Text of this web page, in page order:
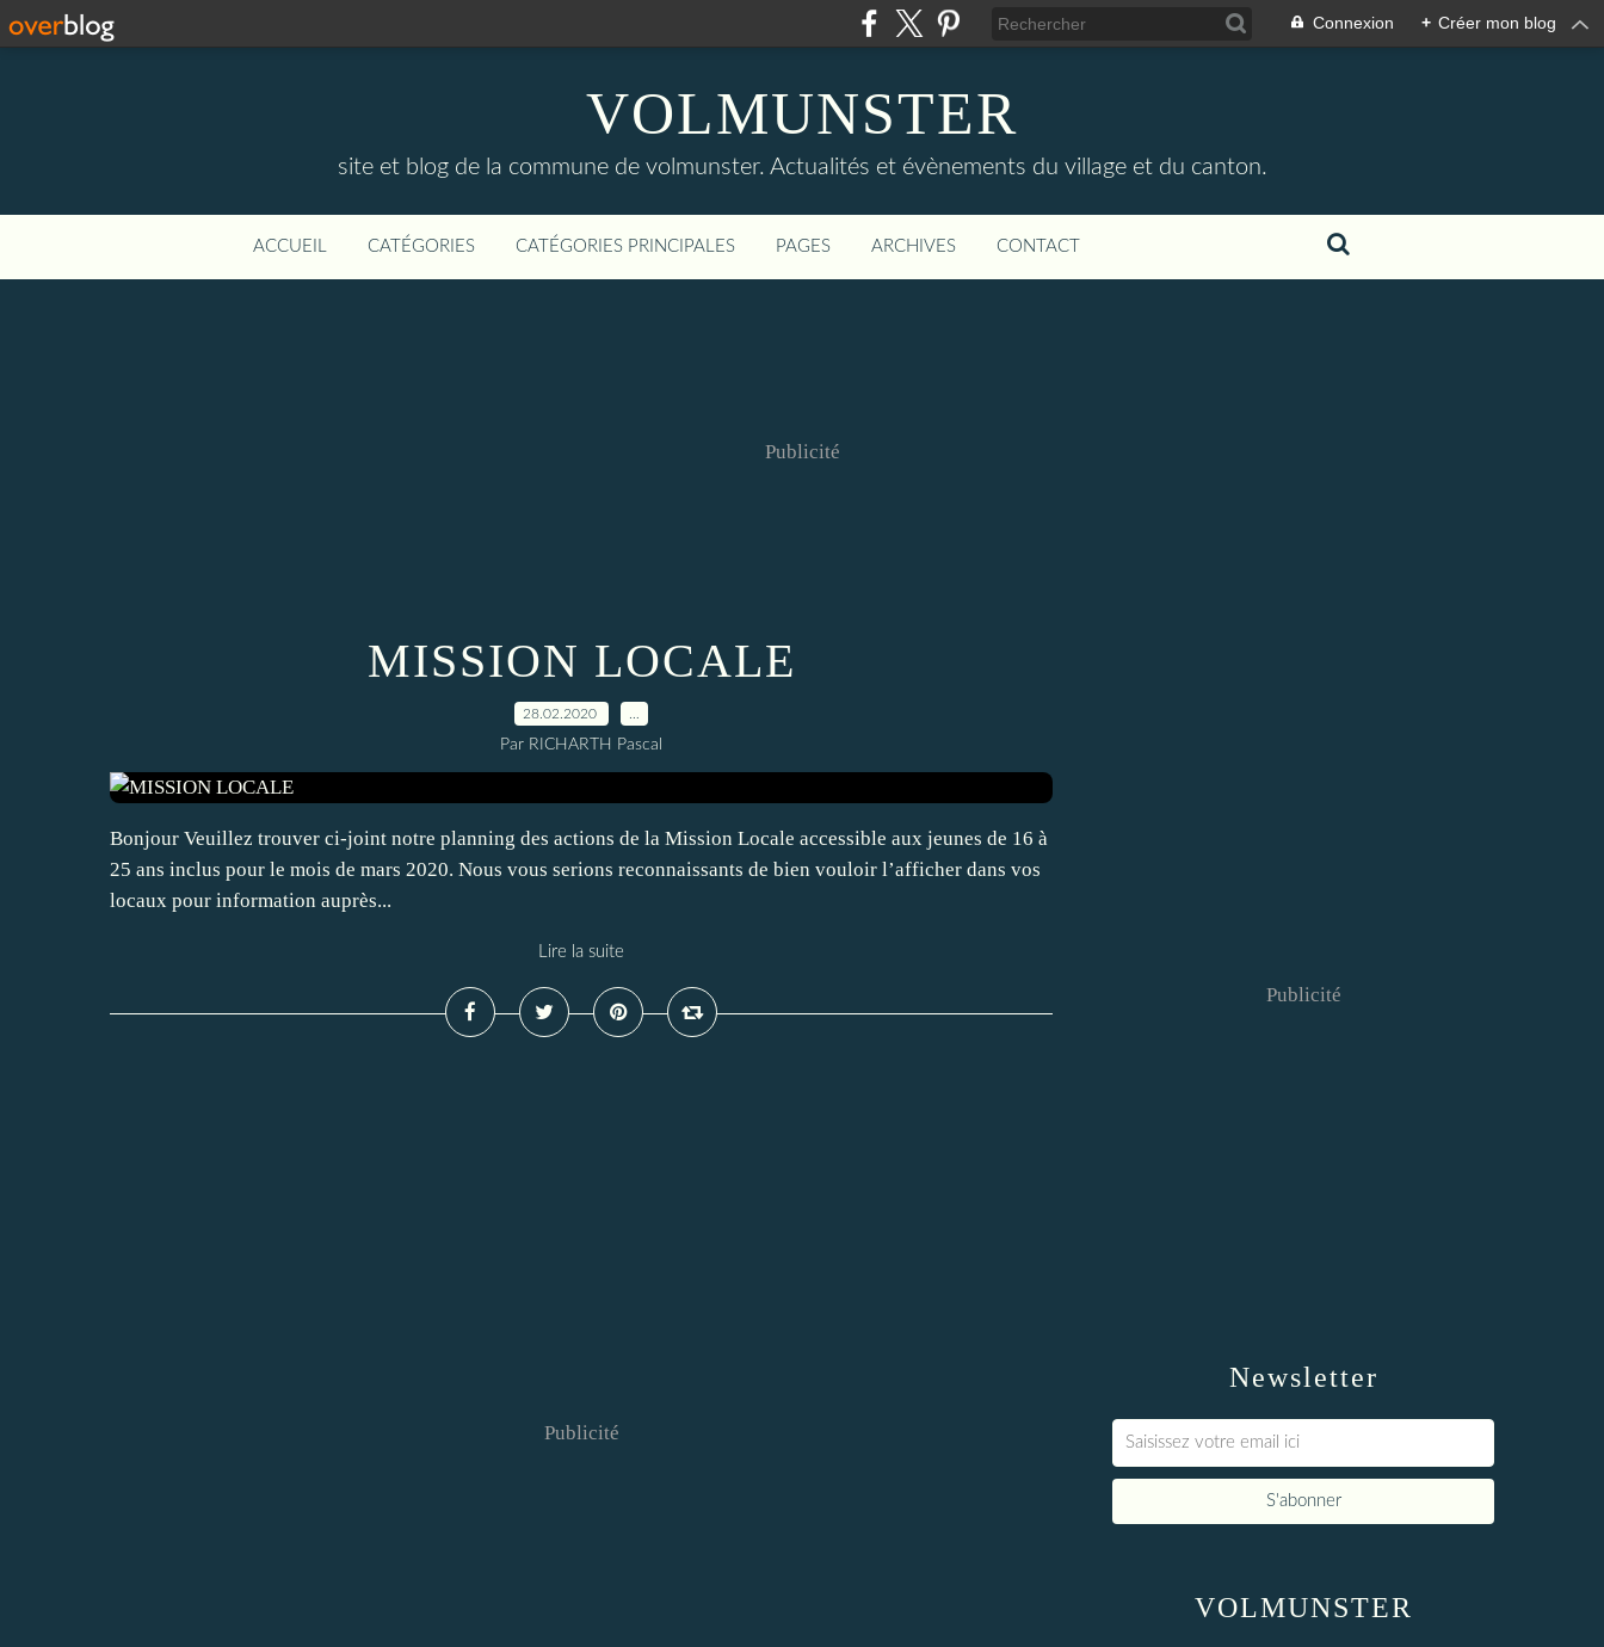
Connexion + Créer mon blog
VOLMUNSTER
site et blog de la commune de volmunster. Actualités et évènements du village et du canton.
ACCUEIL CATÉGORIES CATÉGORIES PRINCIPALES PAGES ARCHIVES CONTACT
Publicité
MISSION LOCALE
28.02.2020
Par RICHARTH Pascal
Bonjour Veuillez trouver ci-joint notre planning des actions de la Mission Locale accessible aux jeunes de 16 à
25 ans inclus pour le mois de mars 2020. Nous vous serions reconnaissants de bien vouloir l’afficher dans vos
locaux pour information auprès...
Lire la suite
Publicité
Newsletter
Publicité
VOLMUNSTER